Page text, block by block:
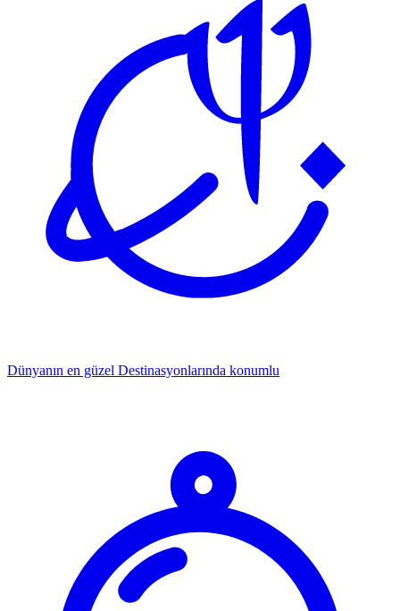
Dünyanın en güzel Destinasyonlarında konumlu